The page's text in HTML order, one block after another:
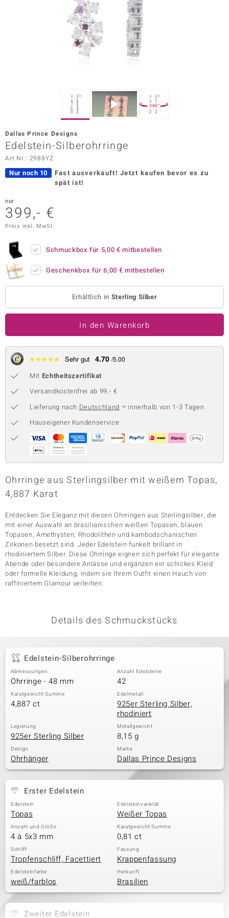
Vogue
Collection
Collection
Classics
360°
Dallas Prince Designs
Edelstein-Silberohrringe
Art.Nr.: 2988YZ
Nur noch 10 Fast ausverkauft! Jetzt kaufen bevor es zu
spät ist!
nur
399,- €
Preis inkl. MwSt.
Schmuckbox für 5,00 € mitbestellen
Geschenkbox für6,00 € mitbestellen
Erhältlich in Sterling Silber
In den Warenkorb
★★★★★ Sehr gut 4.70 /5.00
Mit Echtheitszertifikat
Versandkostenfrei ab 99,- €
Lieferung nach Deutschland
innerhalb von 1-3 Tagen
Hauseigener Kundenservice
Ohrringe aus Sterlingsilber mit weißem Topas,
4,887 Karat
Entdecken Sie Eleganz mit diesen Ohrringen aus Sterlingsilber, die
mit einer Auswahl an brasilianischen weißen Topasen, blauen
Topasen, Amethysten, Rhodolithen und kambodschanischen
Zirkonen besetzt sind. Jeder Edelstein funkelt brillant in
rhodiniertem Silber. Diese Ohrringe eignen sich perfekt für elegante
Abende oder besondere Anlässe und ergänzen ein schickes Kleid
oder formelle Kleidung, indem sie Ihrem Outfit einen Hauch von
raffiniertem Glamour verleihen.
Details des Schmuckstücks
Edelstein-Silberohrringe
Abmessungen
Ohrringe - 48 mm
Anzahl Edelsteine
42
Karatgewicht Summe
4,887 ct
Edelmetall
925er Sterling Silber,
rhodiniert
Legierung
925er Sterling Silber
Metallgewicht
8,15 g
Design
Ohrhänger
Marke
Dallas Prince Designs
Erster Edelstein
Edelstein
Topas
Edelsteinvarietät
Weißer Topas
Anzahl und Größe
4 à 5x3 mm
Karatgewicht Summe
0,81 ct
Schliff
Tropfenschliff, Facettiert
Fassung
Krappenfassung
Edelsteinfarbe
weiß/farblos
Herkunft
Brasilien
Zweiter Edelstein